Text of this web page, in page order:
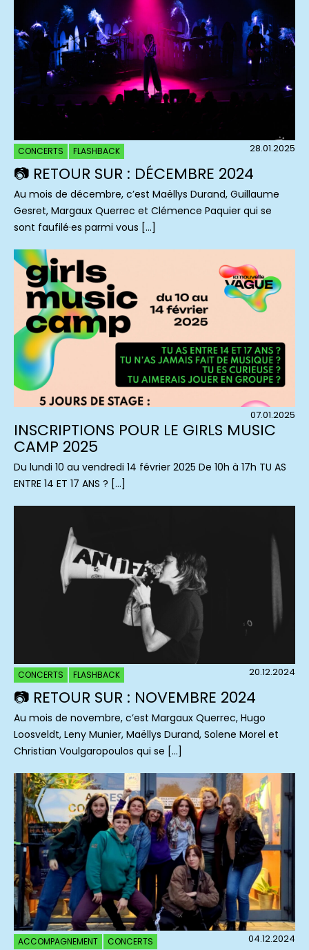
CONCERTS FLASHBACK 28.01.2025
📷 RETOUR SUR : DÉCEMBRE 2024
Au mois de décembre, c’est Maëllys Durand, Guillaume
Gesret, Margaux Querrec et Clémence Paquier qui se
sont faufilé·es parmi vous […]
07.01.2025
INSCRIPTIONS POUR LE GIRLS MUSIC
CAMP 2025
Du lundi 10 au vendredi 14 février 2025 De 10h à 17h TU AS
ENTRE 14 ET 17 ANS ? […]
CONCERTS FLASHBACK 20.12.2024
📷 RETOUR SUR : NOVEMBRE 2024
Au mois de novembre, c’est Margaux Querrec, Hugo
Loosveldt, Leny Munier, Maëllys Durand, Solene Morel et
Christian Voulgaropoulos qui se […]
ACCOMPAGNEMENT CONCERTS 04.12.2024